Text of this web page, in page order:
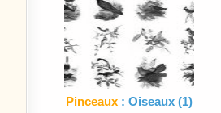
Pinceaux : Oiseaux (1)